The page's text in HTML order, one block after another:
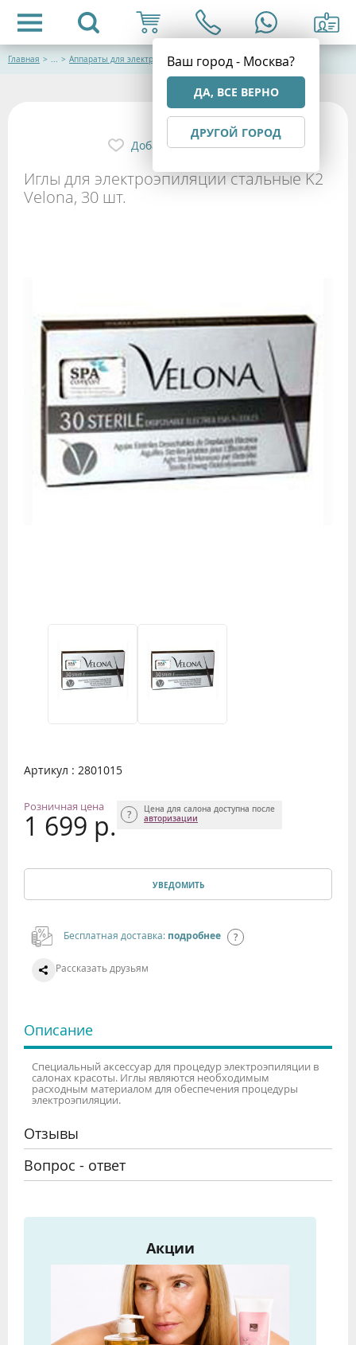
Ваш город - Москва?
ДА, ВСЕ ВЕРНО
ДРУГОЙ ГОРОД
Главная > ... > Аппараты для электроэпиляции
Иглы для электроэпиляции стальные K2
Velona, 30 шт.
Добавить в избранное
Артикул : 2801015
Розничная цена
1 699 р.
Цена для салона доступна после
авторизации
УВЕДОМИТЬ
Бесплатная доставка: подробнее
Рассказать друзьям
Описание
Специальный аксессуар для процедур электроэпиляции в
салонах красоты. Иглы являются необходимым
расходным материалом для обеспечения процедуры
электроэпиляции.
Отзывы
Вопрос - ответ
Акции